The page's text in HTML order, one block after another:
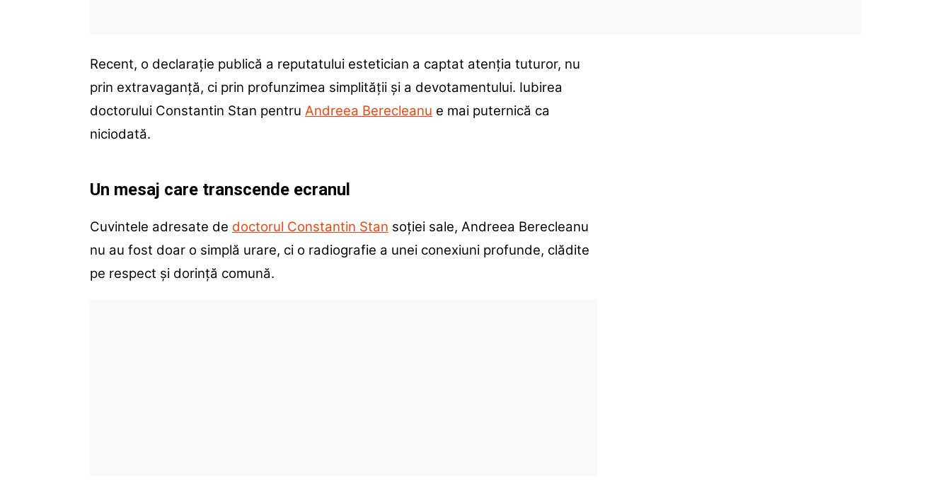
Recent, o declarație publică a reputatului estetician a captat atenția tuturor, nu
prin extravaganță, ci prin profunzimea simplității și a devotamentului. Iubirea
doctorului Constantin Stan pentru Andreea Berecleanu e mai puternică ca
niciodată.
Un mesaj care transcende ecranul
Cuvintele adresate de doctorul Constantin Stan soției sale, Andreea Berecleanu
nu au fost doar o simplă urare, ci o radiografie a unei conexiuni profunde, clădite
pe respect și dorință comună.